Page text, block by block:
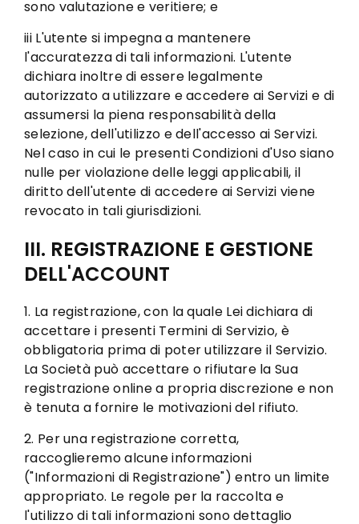
sono valutazione e veritiere; e
iii L'utente si impegna a mantenere
l'accuratezza di tali informazioni. L'utente
dichiara inoltre di essere legalmente
autorizzato a utilizzare e accedere ai Servizi e di
assumersi la piena responsabilità della
selezione, dell'utilizzo e dell'accesso ai Servizi.
Nel caso in cui le presenti Condizioni d'Uso siano
nulle per violazione delle leggi applicabili, il
diritto dell'utente di accedere ai Servizi viene
revocato in tali giurisdizioni.
III. REGISTRAZIONE E GESTIONE
DELL'ACCOUNT
1. La registrazione, con la quale Lei dichiara di
accettare i presenti Termini di Servizio, è
obbligatoria prima di poter utilizzare il Servizio.
La Società può accettare o rifiutare la Sua
registrazione online a propria discrezione e non
è tenuta a fornire le motivazioni del rifiuto.
2. Per una registrazione corretta,
raccoglieremo alcune informazioni
("Informazioni di Registrazione") entro un limite
appropriato. Le regole per la raccolta e
l'utilizzo di tali informazioni sono dettaglio